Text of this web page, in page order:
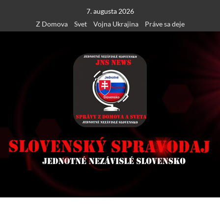
content
7. augusta 2026
Z Domova
Svet Vojna Ukrajina Práve sa deje